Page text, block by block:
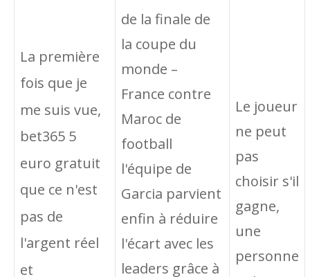
La première
fois que je
me suis vue,
bet365 5
euro gratuit
que ce n'est
pas de
l'argent réel
et
de la finale de
la coupe du
monde –
France contre
Maroc de
football
l'équipe de
Garcia parvient
enfin à réduire
l'écart avec les
leaders grâce à
Le joueur
ne peut
pas
choisir s'il
gagne,
une
personne